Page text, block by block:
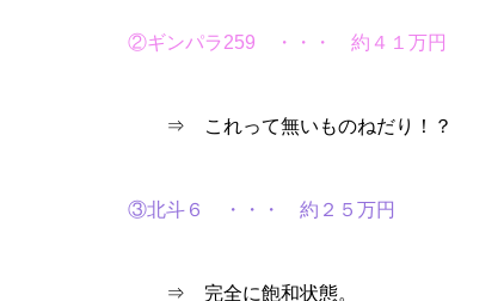
物件視察③
②ギンパラ259 ・・・ 約４１万円
⇒ これって無いものねだり！？
③北斗６ ・・・ 約２５万円
⇒ 完全に飽和状態。